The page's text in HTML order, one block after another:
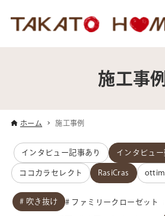
施工事例
ホーム 施工事例
インタビュー記事あり インタビュー
ココカラセレクト RasiCras
吹き抜け ファミリークローゼット